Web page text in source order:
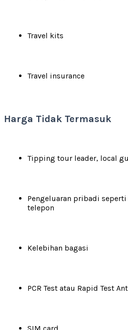
Travel kits
Travel insurance
Harga Tidak Termasuk
Tipping tour leader, local
Pengeluaran pribadi
telepon
Kelebihan bagasi
PCR Test atau Rapid Test